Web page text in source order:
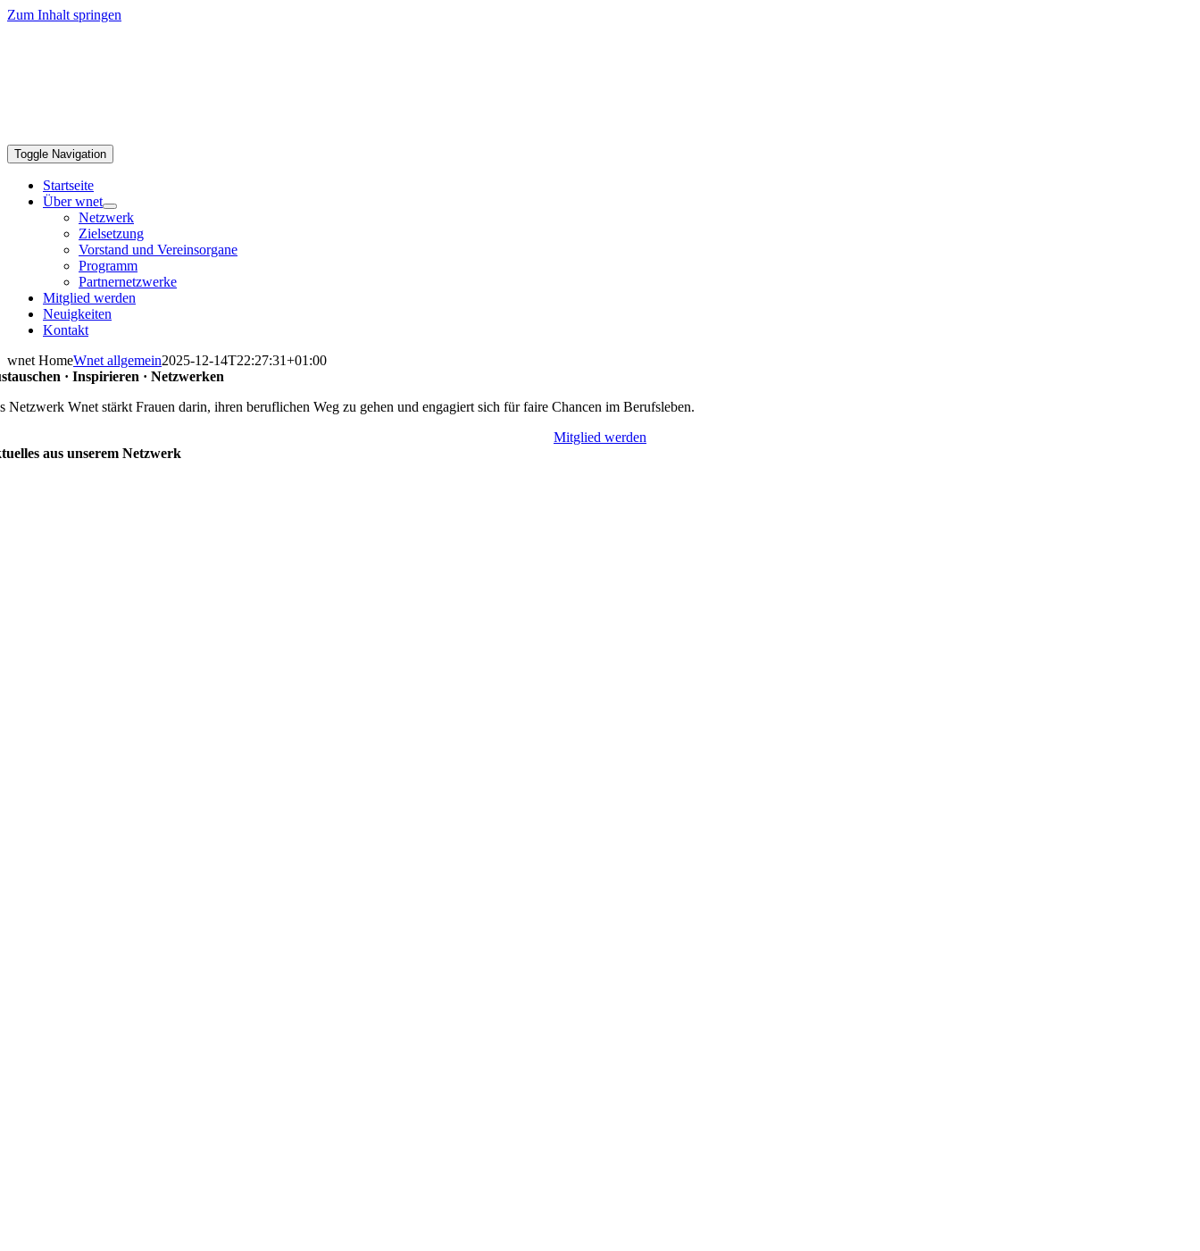
Zum Inhalt springen
Toggle Navigation
Startseite
Über wnet
Netzwerk
Zielsetzung
Vorstand und Vereinsorgane
Programm
Partnernetzwerke
Mitglied werden
Neuigkeiten
Kontakt
wnet HomeWnet allgemein2025-12-14T22:27:31+01:00
· Inspirieren · Netzwerken
Netzwerk Wnet stärkt Frauen darin, ihren beruflichen Weg zu gehen und engagiert sich für faire Chancen im Berufsleben.
Mitglied werden
aus unserem Netzwerk